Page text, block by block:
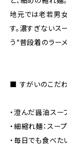
地元では老若男
す。濃すぎないス
う“普段着のラー
■ すがいのこだ
・澄んだ醤油スー
・細縮れ麺：スー
・毎日でも食べた